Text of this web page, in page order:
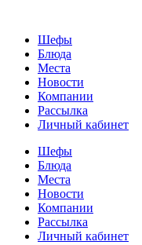
Шефы
Блюда
Места
Новости
Компании
Рассылка
Личный кабинет
Шефы
Блюда
Места
Новости
Компании
Рассылка
Личный кабинет